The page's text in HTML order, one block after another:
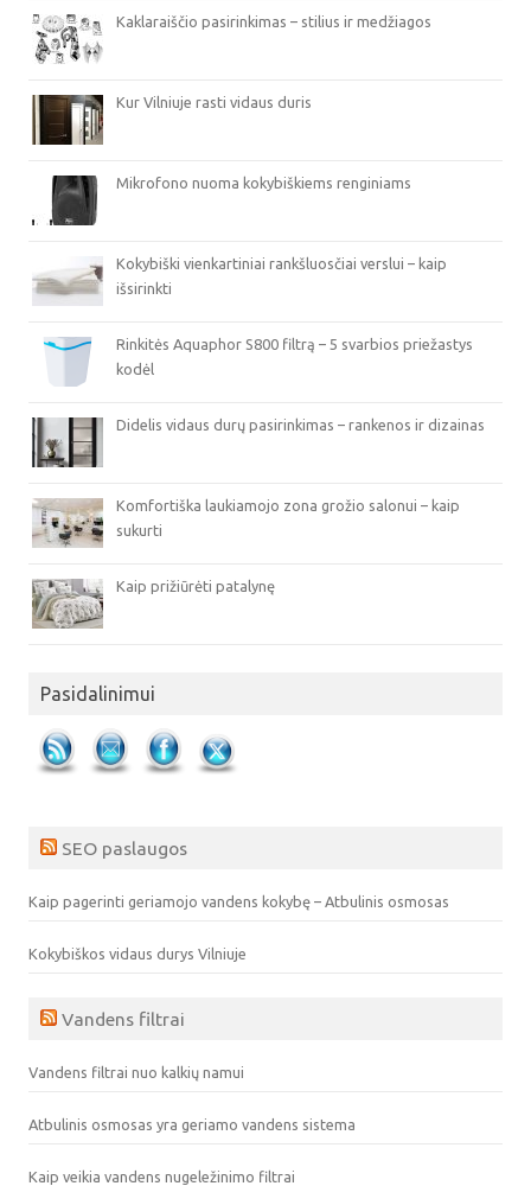
Kaklaraiščio pasirinkimas – stilius ir medžiagos
Kur Vilniuje rasti vidaus duris
Mikrofono nuoma kokybiškiems renginiams
Kokybiški vienkartiniai rankšluosčiai verslui – kaip
išsirinkti
Rinkitės Aquaphor S800 filtrą – 5 svarbios priežastys
kodėl
Didelis vidaus durų pasirinkimas – rankenos ir dizainas
Komfortiška laukiamojo zona grožio salonui – kaip
sukurti
Kaip prižiūrėti patalynę
Pasidalinimui
SEO paslaugos
Kaip pagerinti geriamojo vandens kokybę – Atbulinis osmosas
Kokybiškos vidaus durys Vilniuje
Vandens filtrai
Vandens filtrai nuo kalkių namui
Atbulinis osmosas yra geriamo vandens sistema
Kaip veikia vandens nugeležinimo filtrai